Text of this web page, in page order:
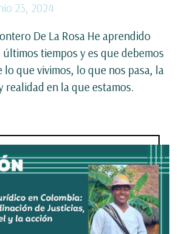
23, 2024
De La Rosa He aprendido
tiempos y es que debemos
lo que vivimos, lo que nos pasa, la
realidad en la que estamos.